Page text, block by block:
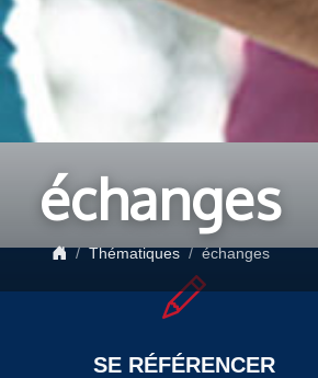
échanges
Thématiques échanges
SE RÉFÉRENCER